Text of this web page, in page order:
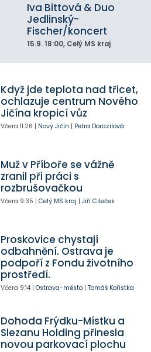
Iva Bittová & Duo
Jedlinský-
Fischer/koncert
15.9. 18:00, Celý MS kraj
Když jde teplota nad třicet,
ochlazuje centrum Nového
Jičína kropicí vůz
Včera 11:26 | Nový Jičín | Petra Dorazilová
Muž v Příboře se vážně
zranil při práci s
rozbrušovačkou
Včera 9:35 | Celý MS kraj | Jiří Cileček
Proskovice chystají
odbahnění. Ostrava je
podpoří z Fondu životního
prostředí.
Včera 9:14| Ostrava-město| Tomáš Kořistka
Dohoda Frýdku-Místku a
Slezanu Holding přinesla
novou parkovací plochu